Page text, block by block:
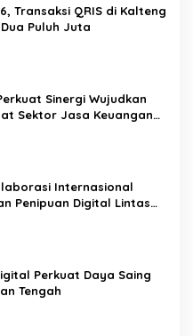
Transaksi QRIS di Kalteng
Puluh Juta
Sinergi Wujudkan
Sektor Jasa Keuangan
Internasional
Penipuan Digital Lintas
Perkuat Daya Saing
Tengah